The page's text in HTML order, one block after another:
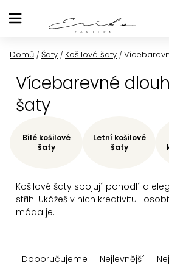
na
Domů / Šaty / Košilové šaty /
Vícebarevné
šaty
Košilové šaty spojují pohodlí a
střih. Ukážeš v nich kreativitu i
móda je.
Bílé košilové
šaty
Letní košilové
šaty
aDoporučujeme Nejlevnější